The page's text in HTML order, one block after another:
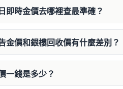
即時金價去哪裡查最準確？
金價和銀樓回收價有什麼差別？
一錢是多少？